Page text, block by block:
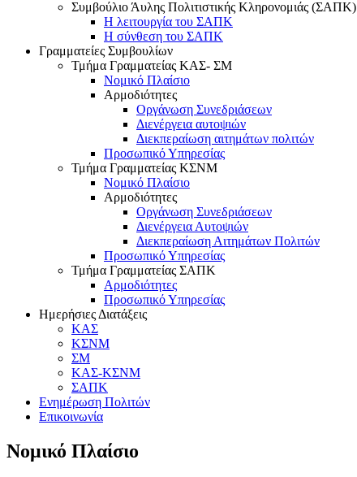
Συμβούλιο Άυλης Πολιτιστικής Κληρονομιάς (ΣΑΠΚ)
Η λειτουργία του ΣΑΠΚ
Η σύνθεση του ΣΑΠΚ
Γραμματείες Συμβουλίων
Τμήμα Γραμματείας ΚΑΣ- ΣΜ
Νομικό Πλαίσιο
Αρμοδιότητες
Οργάνωση Συνεδριάσεων
Διενέργεια αυτοψιών
Διεκπεραίωση αιτημάτων πολιτών
Προσωπικό Υπηρεσίας
Τμήμα Γραμματείας ΚΣΝΜ
Νομικό Πλαίσιο
Αρμοδιότητες
Οργάνωση Συνεδριάσεων
Διενέργεια Αυτοψιών
Διεκπεραίωση Αιτημάτων Πολιτών
Προσωπικό Υπηρεσίας
Τμήμα Γραμματείας ΣΑΠΚ
Αρμοδιότητες
Προσωπικό Υπηρεσίας
Ημερήσιες Διατάξεις
ΚΑΣ
ΚΣΝΜ
ΣΜ
ΚΑΣ-ΚΣΝΜ
ΣΑΠΚ
Ενημέρωση Πολιτών
Επικοινωνία
Νομικό Πλαίσιο